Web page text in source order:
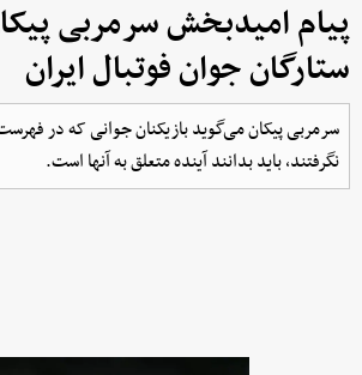
پیام امیدبخش سرمربی
ستارگان جوان فوتبال ایران
سرمربی پیکان می‌گوید بازیکنان جوانی که در
نگرفتند، باید بدانند آینده متعلق به آنها است.